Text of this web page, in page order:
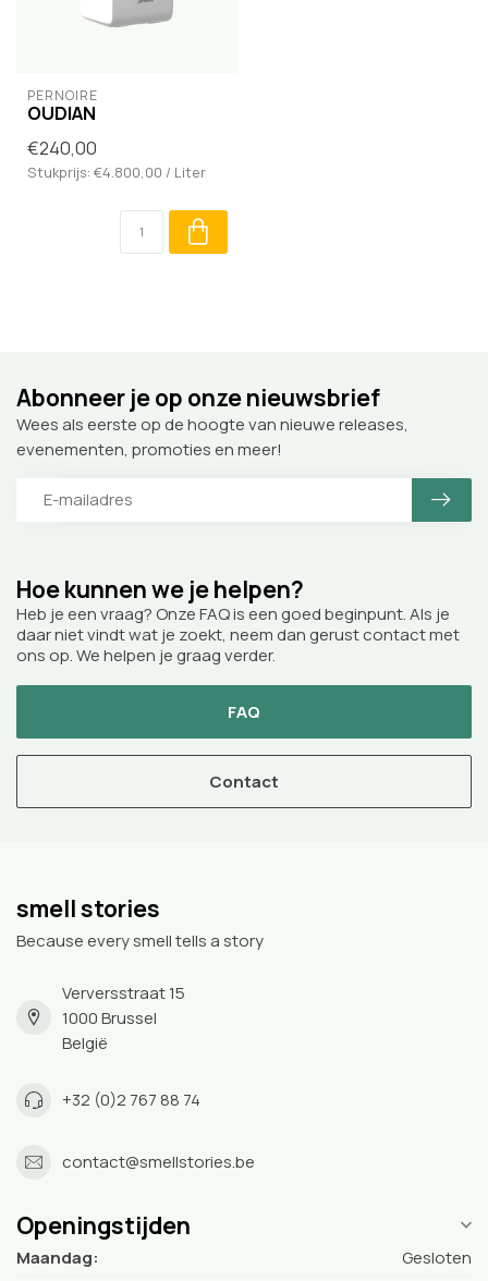
PERNOIRE
OUDIAN
€240,00
Stukprijs: €4.800,00 / Liter
Hoe kunnen we je helpen?
Heb je een vraag? Onze FAQ is een goed beginpunt. Als je
daar niet vindt wat je zoekt, neem dan gerust contact met
ons op. We helpen je graag verder.
FAQ
Contact
Abonneer je op onze nieuwsbrief
Wees als eerste op de hoogte van nieuwe releases,
evenementen, promoties en meer!
smell stories
Because every smell tells a story
Verversstraat 15
1000 Brussel
België
+32 (0)2 767 88 74
contact@smellstories.be
Openingstijden
Maandag:
Gesloten